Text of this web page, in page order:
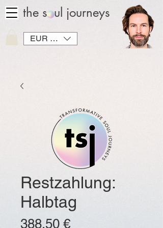
the soul journeys
EUR (€)
Restzahlung:
Halbtag
388,50 €Preis